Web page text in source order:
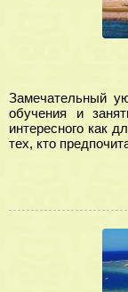
Замечательный
обучения и
интересного как
тех, кто